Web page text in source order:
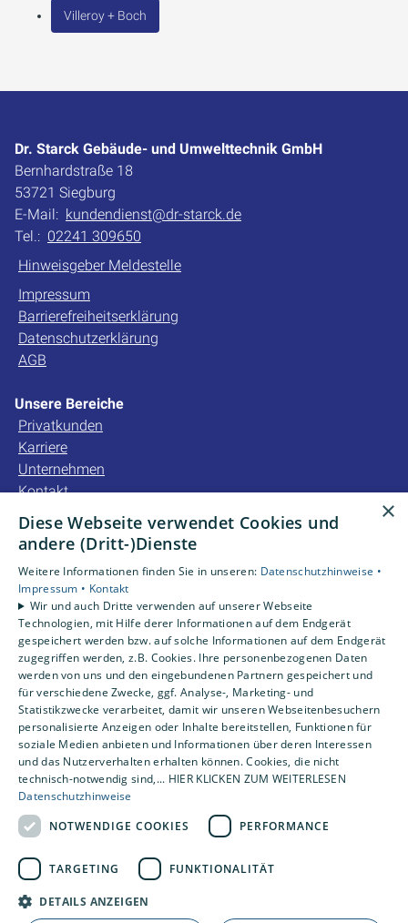
Villeroy + Boch
Dr. Starck Gebäude- und Umwelttechnik GmbH
Bernhardstraße 18
53721 Siegburg
E-Mail: kundendienst@dr-starck.de
Tel.: 02241 309650
Hinweisgeber Meldestelle
Impressum
Barrierefreiheitserklärung
Datenschutzerklärung
AGB
Unsere Bereiche
Privatkunden
Karriere
Unternehmen
Kontakt
Unsere Bewertungen
4,2
×
Diese Webseite verwendet Cookies und
andere (Dritt-)Dienste
Weitere Informationen finden Sie in unseren: Datenschutzhinweise •
Impressum • Kontakt
Wir und auch Dritte verwenden auf unserer Webseite
Technologien, mit Hilfe derer Informationen auf dem Endgerät
gespeichert werden bzw. auf solche Informationen auf dem Endgerät
zugegriffen werden, z.B. Cookies. Ihre personenbezogenen Daten
werden von uns und den eingebundenen Partnern gespeichert und
für verschiedene Zwecke, ggf. Analyse-, Marketing- und
Statistikzwecke verarbeitet, damit wir unseren Webseitenbesuchern
personalisierte Anzeigen oder Inhalte bereitstellen, Funktionen für
soziale Medien anbieten und Informationen über deren Interessen
und das Nutzerverhalten erhalten können. Cookies, die nicht
technisch-notwendig sind,... HIER KLICKEN ZUM WEITERLESEN
Datenschutzhinweise
NOTWENDIGE COOKIES
PERFORMANCE
TARGETING FUNKTIONALITÄT
DETAILS ANZEIGEN